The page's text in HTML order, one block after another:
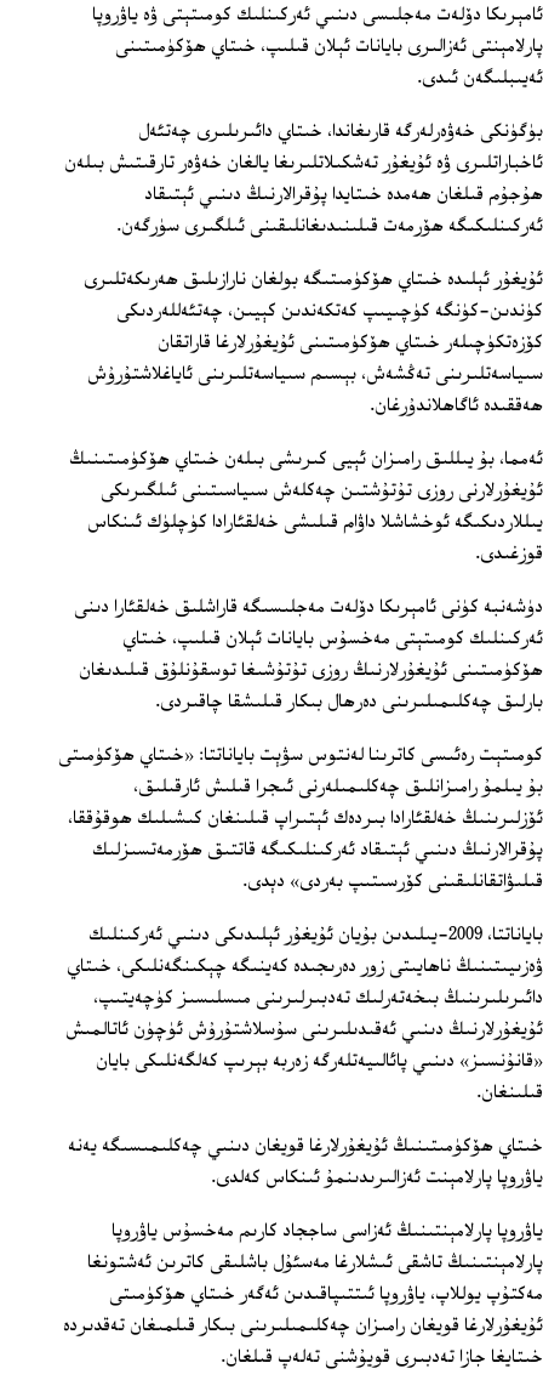
ئامېرىكا دۆلەت مەجلىسى دىنىي ئەركىنلىك كومىتېتى ۋە ياۋروپا
پارلامېنتى ئەزالىرى بايانات ئېلان قىلىپ، خىتاي ھۆكۈمىتىنى
ئەيىبلىگەن ئىدى.
بۈگۈنكى خەۋەرلەرگە قارىغاندا، خىتاي دائىرىلىرى چەتئەل
ئاخباراتلىرى ۋە ئۇيغۇر تەشكىلاتلىرىغا يالغان خەۋەر تارقىتىش بىلەن
ھۇجۇم قىلغان ھەمدە خىتايدا پۇقرالارنىڭ دىنىي ئېتىقاد
ئەركىنلىكىگە ھۆرمەت قىلىنىدىغانلىقىنى ئىلگىرى سۈرگەن.
ئۇيغۇر ئېلىدە خىتاي ھۆكۈمىتىگە بولغان نارازىلىق ھەرىكەتلىرى
كۈندىن-كۈنگە كۈچىيىپ كەتكەندىن كېيىن، چەتئەللەردىكى
كۆزەتكۈچىلەر خىتاي ھۆكۈمىتىنى ئۇيغۇرلارغا قاراتقان
سىياسەتلىرىنى تەڭشەش، بېسىم سىياسەتلىرىنى ئاياغلاشتۇرۇش
ھەققىدە ئاگاھلاندۇرغان.
ئەمما، بۇ يىللىق رامىزان ئېيى كىرىشى بىلەن خىتاي ھۆكۈمىتىنىڭ
ئۇيغۇرلارنى روزى تۇتۇشتىن چەكلەش سىياسىتىنى ئىلگىرىكى
يىللاردىكىگە ئوخشاشلا داۋام قىلىشى خەلقئارادا كۈچلۈك ئىنكاس
قوزغىدى.
دۈشەنبە كۈنى ئامېرىكا دۆلەت مەجلىسىگە قاراشلىق خەلقئارا دىنى
ئەركىنلىك كومىتېتى مەخسۇس بايانات ئېلان قىلىپ، خىتاي
ھۆكۈمىتىنى ئۇيغۇرلارنىڭ روزى تۇتۇشىغا توسقۇنلۇق قىلىدىغان
بارلىق چەكلىمىلىرىنى دەرھال بىكار قىلىشقا چاقىردى.
كومىتېت رەئىسى كاترىنا لەنتوس سۋېت باياناتتا: «خىتاي ھۆكۈمىتى
بۇ يىلمۇ رامىزانلىق چەكلىمىلەرنى ئىجرا قىلىش ئارقىلىق،
ئۆزلىرىنىڭ خەلقئارادا بىردەك ئېتىراپ قىلىنغان كىشىلىك ھوقۇققا،
پۇقرالارنىڭ دىنىي ئېتىقاد ئەركىنلىكىگە قاتتىق ھۆرمەتسىزلىك
قىلىۋاتقانلىقىنى كۆرسىتىپ بەردى» دېدى.
باياناتتا، 2009-يىلىدىن بۇيان ئۇيغۇر ئېلىدىكى دىنىي ئەركىنلىك
ۋەزىيىتىنىڭ ناھايىتى زور دەرىجىدە كەينىگە چېكىنگەنلىكى، خىتاي
دائىرىلىرىنىڭ بىخەتەرلىك تەدبىرلىرىنى مىسلىسىز كۈچەيتىپ،
ئۇيغۇرلارنىڭ دىنىي ئەقىدىلىرىنى سۇسلاشتۇرۇش ئۈچۈن ئاتالمىش
«قانۇنسىز» دىنىي پائالىيەتلەرگە زەربە بېرىپ كەلگەنلىكى بايان
قىلىنغان.
خىتاي ھۆكۈمىتىنىڭ ئۇيغۇرلارغا قويغان دىنىي چەكلىمىسىگە يەنە
ياۋروپا پارلامېنت ئەزالىرىدىنمۇ ئىنكاس كەلدى.
ياۋروپا پارلامېنتىنىڭ ئەزاسى ساججاد كارىم مەخسۇس ياۋروپا
پارلامېنتىنىڭ تاشقى ئىشلارغا مەسئۇل باشلىقى كاترىن ئەشتونغا
مەكتۇپ يوللاپ، ياۋروپا ئىتتىپاقىدىن ئەگەر خىتاي ھۆكۈمىتى
ئۇيغۇرلارغا قويغان رامىزان چەكلىمىلىرىنى بىكار قىلمىغان تەقدىردە
خىتايغا جازا تەدبىرى قويۇشنى تەلەپ قىلغان.